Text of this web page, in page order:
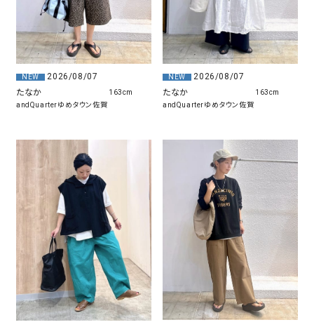
NEW
2026/08/07
たなか
andQuarterゆめタウン佐賀
163cm
NEW
2026/08/07
たなか
andQuarterゆめタウン佐賀
163cm